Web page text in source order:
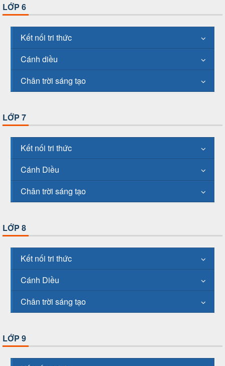
LỚP 6
Kết nối tri thức
Cánh diều
Chân trời sáng tạo
LỚP 7
Kết nối tri thức
Cánh Diều
Chân trời sáng tạo
LỚP 8
Kết nối tri thức
Cánh Diều
Chân trời sáng tạo
LỚP 9